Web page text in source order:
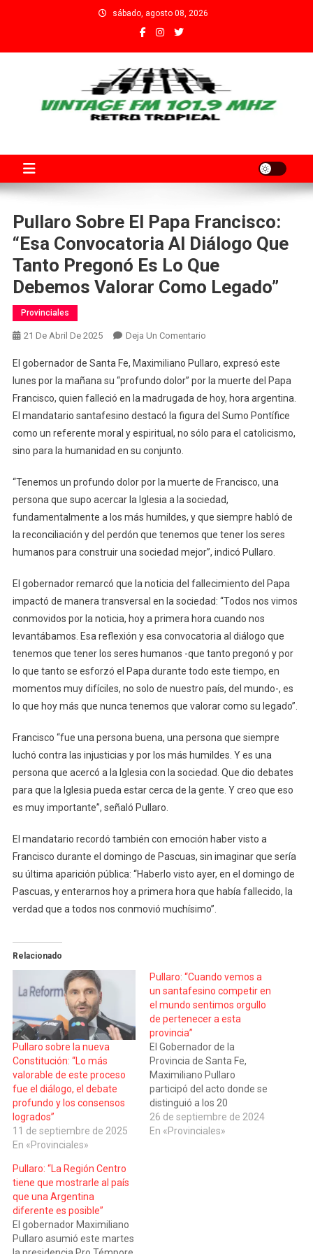
sábado, agosto 08, 2026
Pullaro Sobre El Papa Francisco:
“Esa Convocatoria Al Diálogo Que
Tanto Pregonó Es Lo Que
Debemos Valorar Como Legado”
Provinciales
21 De Abril De 2025 Deja Un ComentarioEn
Sobre
El
Papa
Francisco:
“Esa
Diálogo
Que
Tanto
Es
Lo
Valorar
Como
Legado”
El gobernador de Santa Fe, Maximiliano Pullaro, expresó este
lunes por la mañana su “profundo dolor” por la muerte del Papa
Francisco, quien falleció en la madrugada de hoy, hora argentina.
El mandatario santafesino destacó la figura del Sumo Pontífice
como un referente moral y espiritual, no sólo para el catolicismo,
sino para la humanidad en su conjunto.
“Tenemos un profundo dolor por la muerte de Francisco, una
persona que supo acercar la Iglesia a la sociedad,
fundamentalmente a los más humildes, y que siempre habló de
la reconciliación y del perdón que tenemos que tener los seres
humanos para construir una sociedad mejor”, indicó Pullaro.
El gobernador remarcó que la noticia del fallecimiento del Papa
impactó de manera transversal en la sociedad: “Todos nos vimos
conmovidos por la noticia, hoy a primera hora cuando nos
levantábamos. Esa reflexión y esa convocatoria al diálogo que
tenemos que tener los seres humanos -que tanto pregonó y por
lo que tanto se esforzó el Papa durante todo este tiempo, en
momentos muy difíciles, no solo de nuestro país, del mundo-, es
lo que hoy más que nunca tenemos que valorar como su legado”.
Francisco “fue una persona buena, una persona que siempre
luchó contra las injusticias y por los más humildes. Y es una
persona que acercó a la Iglesia con la sociedad. Que dio debates
para que la Iglesia pueda estar cerca de la gente. Y creo que eso
es muy importante”, señaló Pullaro.
El mandatario recordó también con emoción haber visto a
Francisco durante el domingo de Pascuas, sin imaginar que sería
su última aparición pública: “Haberlo visto ayer, en el domingo de
Pascuas, y enterarnos hoy a primera hora que había fallecido, la
verdad que a todos nos conmovió muchísimo”.
Relacionado
Pullaro sobre la nueva
Constitución: “Lo más
valorable de este proceso
fue el diálogo, el debate
profundo y los consensos
logrados”
11 de septiembre de 2025
En «Provinciales»
Pullaro: “Cuando vemos a
un santafesino competir en
el mundo sentimos orgullo
de pertenecer a esta
provincia”
El Gobernador de la
Provincia de Santa Fe,
Maximiliano Pullaro
participó del acto donde se
distinguió a los 20
deportistas santafesinos
que participaron en los
26 de septiembre de 2024
En «Provinciales»
Pullaro: “La Región Centro
tiene que mostrarle al país
que una Argentina
diferente es posible”
El gobernador Maximiliano
Pullaro asumió este martes